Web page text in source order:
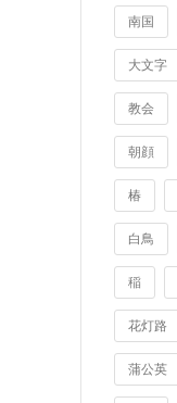
南国
大文字
教会
朝顔
椿
白鳥
稲
花灯路
蒲公英